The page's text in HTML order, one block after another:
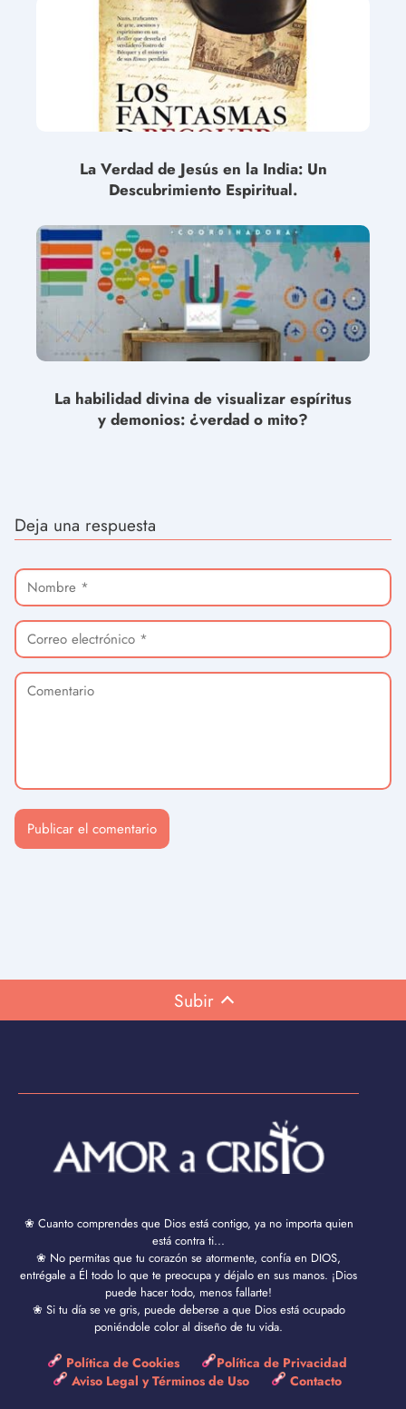
La Verdad de Jesús en la India: Un
Descubrimiento Espiritual.
La habilidad divina de visualizar espíritus
y demonios: ¿verdad o mito?
Deja una respuesta
Subir
❀ Cuanto comprendes que Dios está contigo, ya no importa quien
está contra ti...
❀ No permitas que tu corazón se atormente, confía en DIOS,
entrégale a Él todo lo que te preocupa y déjalo en sus manos. ¡Dios
puede hacer todo, menos fallarte!
❀ Si tu día se ve gris, puede deberse a que Dios está ocupado
poniéndole color al diseño de tu vida.
Política de Cookies
Política de Privacidad
Aviso Legal y Términos de Uso
Contacto